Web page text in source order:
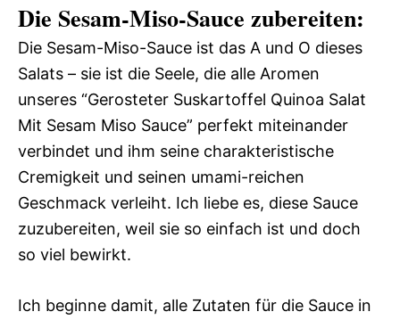
Die Sesam-Miso-Sauce zubereiten:
Die Sesam-Miso-Sauce ist das A und O dieses
Salats – sie ist die Seele, die alle Aromen
unseres “Gerosteter Suskartoffel Quinoa Salat
Mit Sesam Miso Sauce” perfekt miteinander
verbindet und ihm seine charakteristische
Cremigkeit und seinen umami-reichen
Geschmack verleiht. Ich liebe es, diese Sauce
zuzubereiten, weil sie so einfach ist und doch
so viel bewirkt.
Ich beginne damit, alle Zutaten für die Sauce in